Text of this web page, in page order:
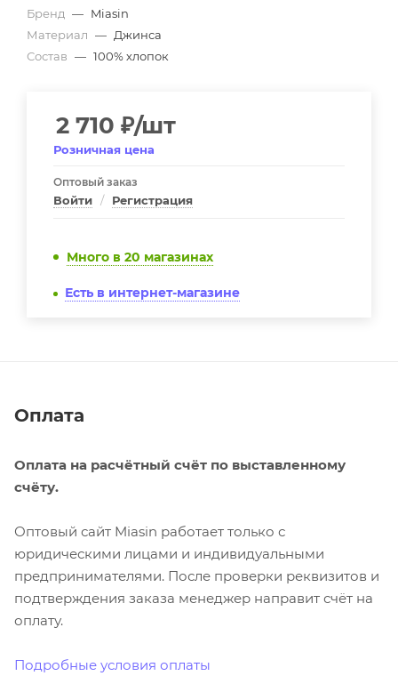
Бренд — Miasin
Материал — Джинса
Состав — 100% хлопок
2 710 ₽/шт
Розничная цена
Оптовый заказ
Войти / Регистрация
Много в 20 магазинах
Есть в интернет-магазине
Оплата
Оплата на расчётный счёт по выставленному
счёту.
Оптовый сайт Miasin работает только с
юридическими лицами и индивидуальными
предпринимателями. После проверки реквизитов и
подтверждения заказа менеджер направит счёт на
оплату.
Подробные условия оплаты